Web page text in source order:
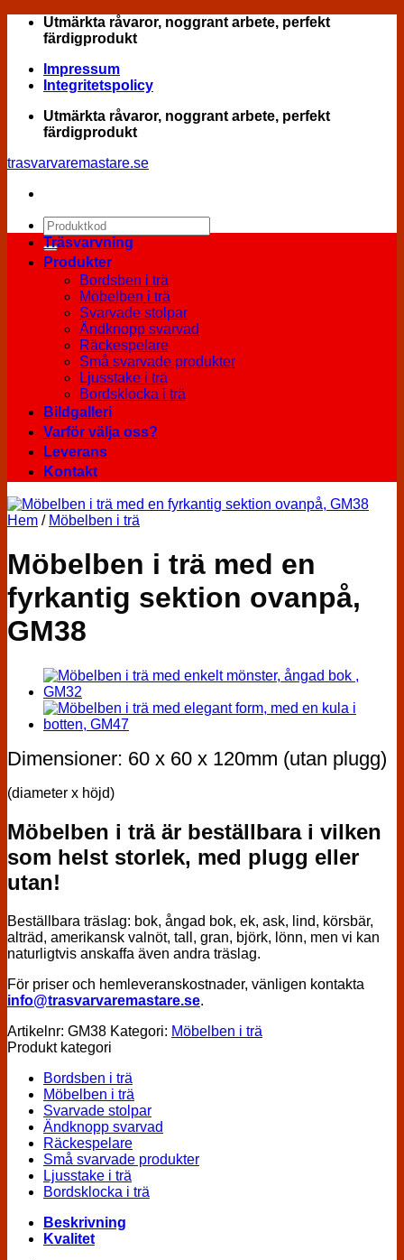
Skip
Utmärkta råvaror, noggrant arbete, perfekt
färdigprodukt
Impressum
Integritetspolicy
Utmärkta råvaror, noggrant arbete, perfekt
färdigprodukt
trasvarvaremastare.se
Sök
efter:
Träsvarvning
Produkter
Bordsben i trä
Möbelben i trä
Svarvade stolpar
Ändknopp svarvad
Räckespelare
Små svarvade produkter
Ljusstake i trä
Bordsklocka i trä
Bildgalleri
Varför välja oss?
Leverans
Kontakt
Hem / Möbelben i trä
Möbelben i trä med en
fyrkantig sektion ovanpå,
GM38
Dimensioner: 60 x 60 x 120mm (utan plugg)
(diameter x höjd)
Möbelben i trä är beställbara i vilken
som helst storlek, med plugg eller
utan!
Beställbara träslag: bok, ångad bok, ek, ask, lind, körsbär,
alträd, amerikansk valnöt, tall, gran, björk, lönn, men vi kan
naturligtvis anskaffa även andra träslag.
För priser och hemleveranskostnader, vänligen kontakta
info@trasvarvaremastare.se.
Artikelnr: GM38 Kategori: Möbelben i trä
Produkt kategori
Bordsben i trä
Möbelben i trä
Svarvade stolpar
Ändknopp svarvad
Räckespelare
Små svarvade produkter
Ljusstake i trä
Bordsklocka i trä
Beskrivning
Kvalitet